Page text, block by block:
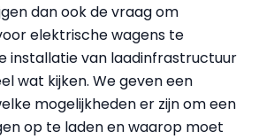
dan ook de vraag om
elektrische wagens te
installatie van laadinfrastructuur
wat kijken. We geven een
mogelijkheden er zijn om een
op te laden en waarop moet